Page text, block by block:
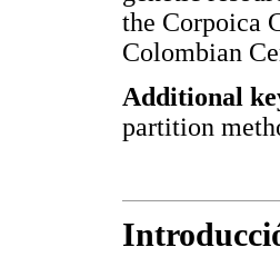
the Corpoica
Colombian
Additional
partition